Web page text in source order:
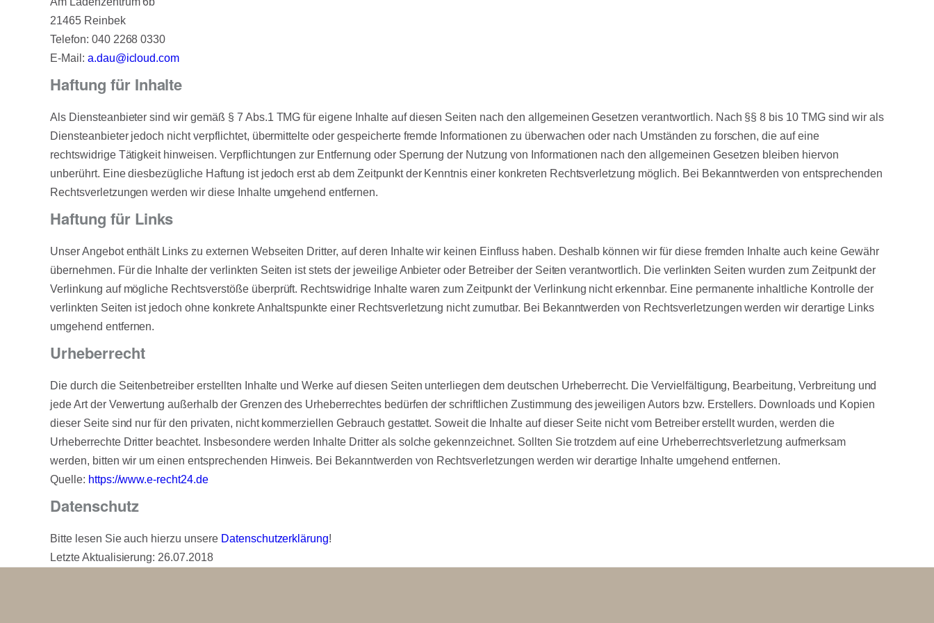
21465 Reinbek
Telefon: 040 2268 0330
E-Mail: a.dau@icloud.com
Haftung für Inhalte
Als Diensteanbieter sind wir gemäß § 7 Abs.1 TMG für eigene Inhalte auf diesen Seiten nach den allgemeinen Gesetzen verantwortlich. Nach §§ 8 bis 10 TMG sind wir als
Diensteanbieter jedoch nicht verpflichtet, übermittelte oder gespeicherte fremde Informationen zu überwachen oder nach Umständen zu forschen, die auf eine
rechtswidrige Tätigkeit hinweisen. Verpflichtungen zur Entfernung oder Sperrung der Nutzung von Informationen nach den allgemeinen Gesetzen bleiben hiervon
unberührt. Eine diesbezügliche Haftung ist jedoch erst ab dem Zeitpunkt der Kenntnis einer konkreten Rechtsverletzung möglich. Bei Bekanntwerden von entsprechenden
Rechtsverletzungen werden wir diese Inhalte umgehend entfernen.
Haftung für Links
Unser Angebot enthält Links zu externen Webseiten Dritter, auf deren Inhalte wir keinen Einfluss haben. Deshalb können wir für diese fremden Inhalte auch keine Gewähr
übernehmen. Für die Inhalte der verlinkten Seiten ist stets der jeweilige Anbieter oder Betreiber der Seiten verantwortlich. Die verlinkten Seiten wurden zum Zeitpunkt der
Verlinkung auf mögliche Rechtsverstöße überprüft. Rechtswidrige Inhalte waren zum Zeitpunkt der Verlinkung nicht erkennbar. Eine permanente inhaltliche Kontrolle der
verlinkten Seiten ist jedoch ohne konkrete Anhaltspunkte einer Rechtsverletzung nicht zumutbar. Bei Bekanntwerden von Rechtsverletzungen werden wir derartige Links
umgehend entfernen.
Urheberrecht
Die durch die Seitenbetreiber erstellten Inhalte und Werke auf diesen Seiten unterliegen dem deutschen Urheberrecht. Die Vervielfältigung, Bearbeitung, Verbreitung und
jede Art der Verwertung außerhalb der Grenzen des Urheberrechtes bedürfen der schriftlichen Zustimmung des jeweiligen Autors bzw. Erstellers. Downloads und Kopien
dieser Seite sind nur für den privaten, nicht kommerziellen Gebrauch gestattet. Soweit die Inhalte auf dieser Seite nicht vom Betreiber erstellt wurden, werden die
Urheberrechte Dritter beachtet. Insbesondere werden Inhalte Dritter als solche gekennzeichnet. Sollten Sie trotzdem auf eine Urheberrechtsverletzung aufmerksam
werden, bitten wir um einen entsprechenden Hinweis. Bei Bekanntwerden von Rechtsverletzungen werden wir derartige Inhalte umgehend entfernen.
Quelle: https://www.e-recht24.de
Datenschutz
Bitte lesen Sie auch hierzu unsere Datenschutzerklärung!
Letzte Aktualisierung: 26.07.2018